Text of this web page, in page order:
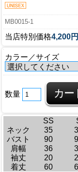
MB0015-1
当店特別価格4,200円
カラー／サイズ
数量
SS
ネック
35
バスト
90
肩幅
36
袖丈
20
着丈
60